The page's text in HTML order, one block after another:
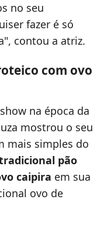
no seu
fazer é só
contou a atriz.
com ovo
na época da
mostrou o seu
mais simples do
pão
caipira em sua
ovo de